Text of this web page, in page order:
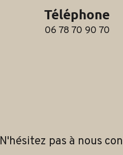
Téléphone
06 78 70 90 70
N'hésitez pas à nous